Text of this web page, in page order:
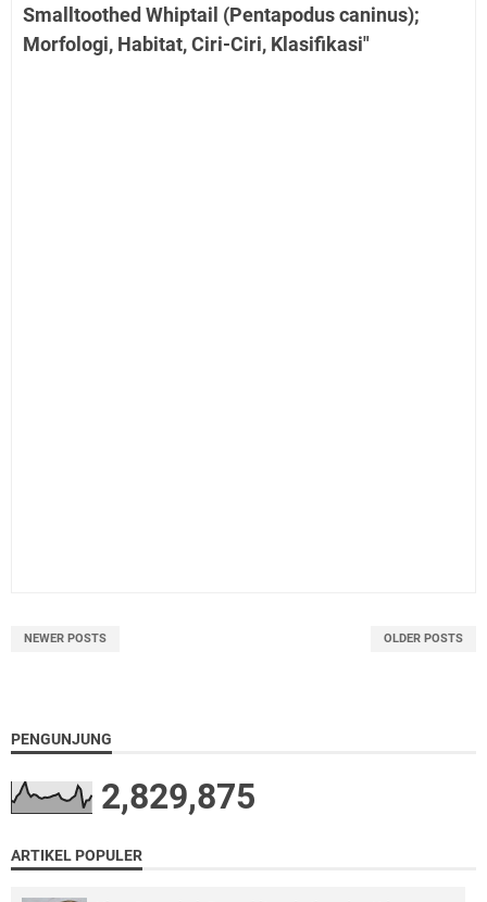
Smalltoothed Whiptail (Pentapodus caninus);
Morfologi, Habitat, Ciri-Ciri, Klasifikasi"
NEWER POSTS OLDER POSTS
PENGUNJUNG
2,829,875
ARTIKEL POPULER